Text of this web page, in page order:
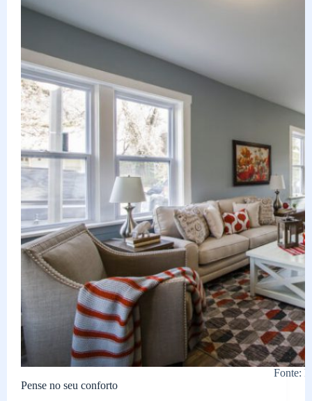
Fonte:
Pense no seu conforto